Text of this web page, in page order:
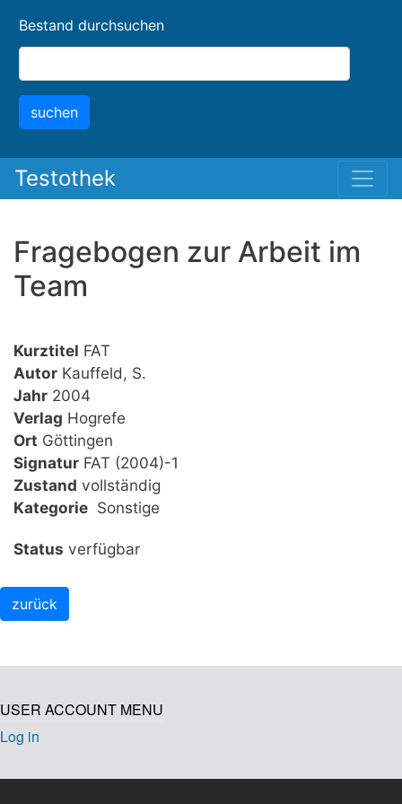
content
Bestand durchsuchen
suchen
Testothek
Fragebogen zur Arbeit im
Team
Kurztitel FAT
Autor Kauffeld, S.
Jahr 2004
Verlag Hogrefe
Ort Göttingen
Signatur FAT (2004)-1
Zustand vollständig
Kategorie Sonstige
Status verfügbar
USER ACCOUNT MENU
Log in